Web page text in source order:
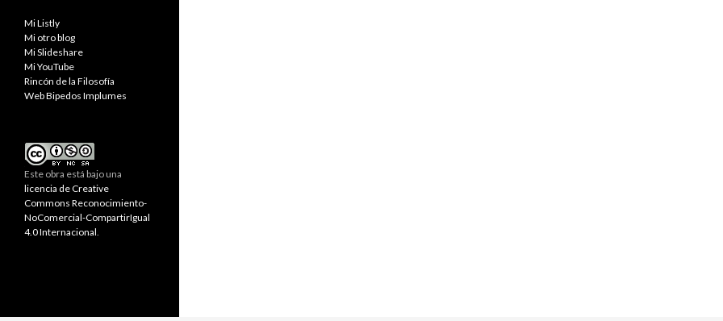
Mi Listly
Mi otro blog
Mi Slideshare
Mi YouTube
Rincón de la Filosofía
Web Bipedos Implumes
Este obra está bajo una
licencia de Creative
Commons Reconocimiento-
NoComercial-CompartirIgual
4.0 Internacional